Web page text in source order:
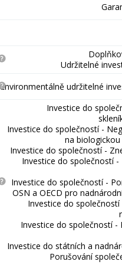
Udržitelné
Environmentálně udržitelné
Investice do
Investice do společností -
na
Investice do společností -
Investice do společností -
Investice do společností -
OSN a OECD pro
Investice do společností
Investice do společností -
Investice do státních a
Porušování